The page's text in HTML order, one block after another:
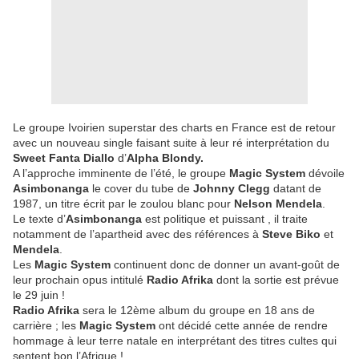
Le groupe Ivoirien superstar des charts en France est de retour
avec un nouveau single faisant suite à leur ré interprétation du
Sweet Fanta Diallo d’Alpha Blondy.
A l’approche imminente de l’été, le groupe Magic System dévoile
Asimbonanga le cover du tube de Johnny Clegg datant de
1987, un titre écrit par le zoulou blanc pour Nelson Mendela
Le texte d’Asimbonanga est politique et puissant , il traite
notamment de l’apartheid avec des références à Steve Biko et
Mendela
Les Magic System continuent donc de donner un avant-goût de
leur prochain opus intitulé Radio Afrika dont la sortie est prévue
le 29 juin !
Radio Afrika sera le 12ème album du groupe en 18 ans de
carrière ; les Magic System ont décidé cette année de rendre
hommage à leur terre natale en interprétant des titres cultes qui
sentent bon l’Afrique !